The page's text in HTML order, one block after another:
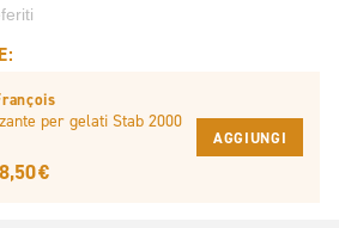
per gelati Stab 2000
8,50 €
AGGIUNGI